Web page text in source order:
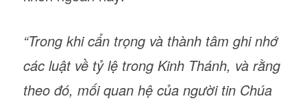
“Trong khi cẩn trọng và thành tâm ghi nhớ
các luật về tỷ lệ trong Kinh Thánh, và rằng
theo đó, mối quan hệ của người tin Chúa